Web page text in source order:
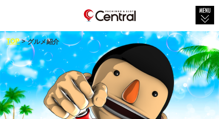
TOP
会社概要
店舗紹介
社会貢献
TOP>グルメ紹介